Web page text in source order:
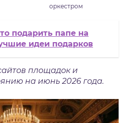
оркестром
подарить папе на
идеи подарков
площадок и
на июнь 2026 года.